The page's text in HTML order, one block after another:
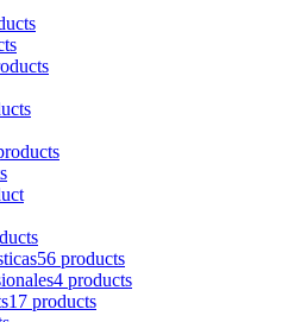
56 products
4 products
17 products